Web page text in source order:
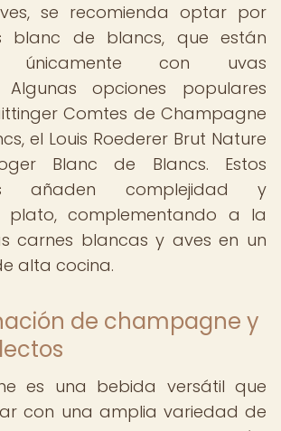
se recomienda optar por
blanc de blancs, que están
únicamente con uvas
Algunas opciones populares
Comtes de Champagne
el Louis Roederer Brut Nature
Blanc de Blancs. Estos
añaden complejidad y
plato, complementando a la
carnes blancas y aves en un
alta cocina.
de champagne y
es una bebida versátil que
con una amplia variedad de